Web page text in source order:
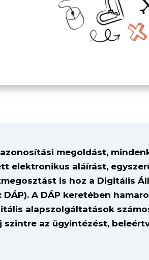
megoldást,
elektronikus aláírást,
is hoz a Digitális
DÁP). A DÁP keretében
alapszolgáltatások
szintre az ügyintézést,